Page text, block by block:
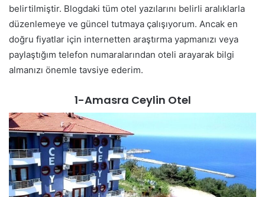
belirtilmiştir. Blogdaki tüm otel yazılarını belirli aralıklarla
düzenlemeye ve güncel tutmaya çalışıyorum. Ancak en
doğru fiyatlar için internetten araştırma yapmanızı veya
paylaştığım telefon numaralarından oteli arayarak bilgi
almanızı önemle tavsiye ederim.
1-Amasra Ceylin Otel